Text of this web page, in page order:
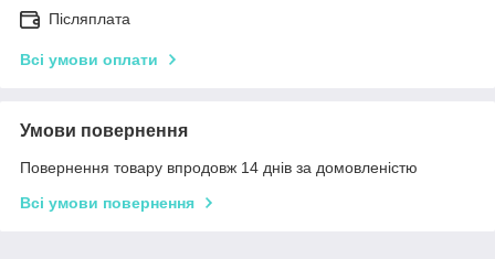
Післяплата
Всі умови оплати
Умови повернення
Повернення товару впродовж 14 днів за домовленістю
Всі умови повернення